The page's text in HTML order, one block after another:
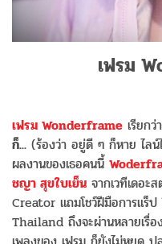
เฟรม
เฟรม Wonderframe เรียก
ก็... (ร้องว่า อยู่ดี ๆ ก็หาย ไล
ผลงานของเธอคนนี้
ชญา สุขใบเย็น จากเวทีเดอ
Creator แถมโชว์ฝีมือการแร็
Thailand ถึงจะผ่านหลายเรื่อ